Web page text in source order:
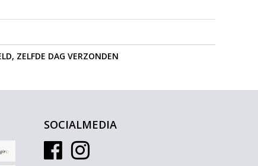
ZELFDE DAG VERZONDEN
SOCIALMEDIA